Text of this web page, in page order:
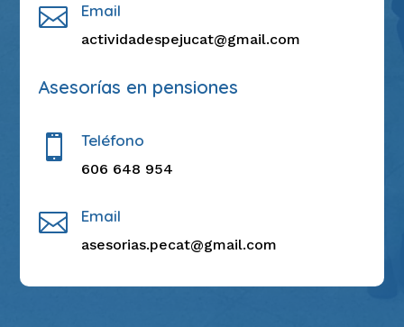
 Email
actividadespejucat@gmail.com
Asesorías en pensiones
 Teléfono
606 648 954
 Email
asesorias.pecat@gmail.com